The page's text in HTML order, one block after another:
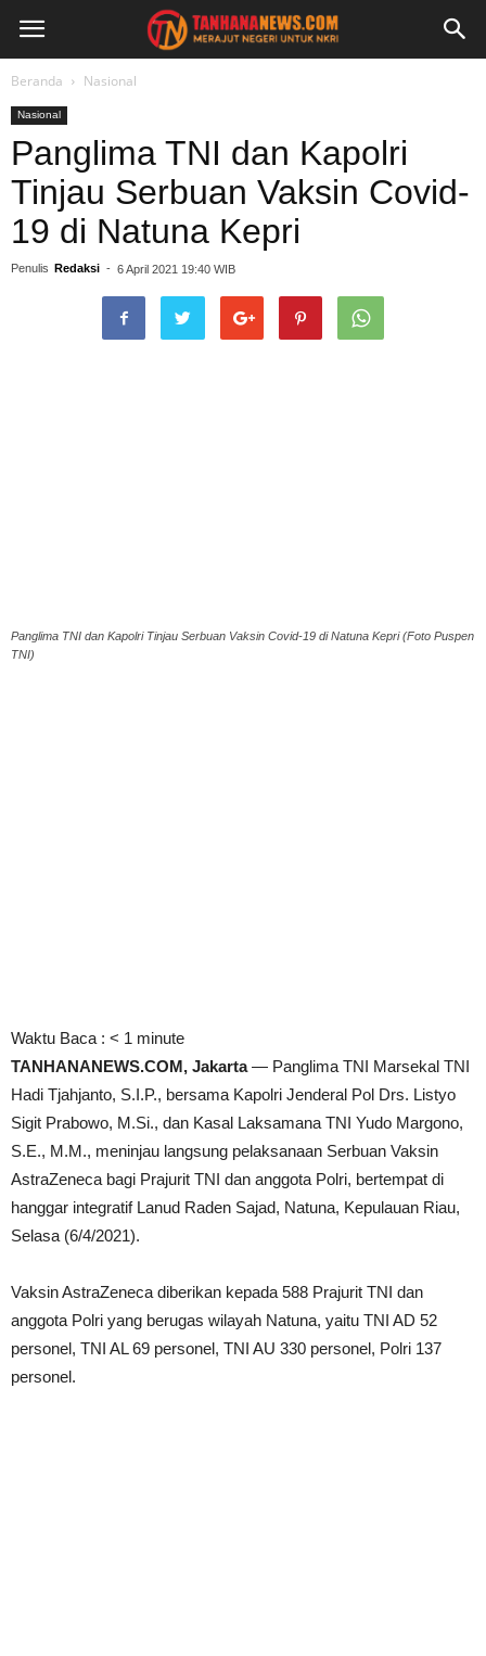
Beranda Nasional
Nasional
Panglima TNI dan Kapolri
Tinjau Serbuan Vaksin Covid-
19 di Natuna Kepri
Penulis Redaksi - 6 April 2021 19:40 WIB
Panglima TNI dan Kapolri Tinjau Serbuan Vaksin Covid-19 di Natuna Kepri (Foto Puspen
TNI)
Waktu Baca : < 1 minute
TANHANANEWS.COM, Jakarta— Panglima TNI Marsekal TNI
Hadi Tjahjanto, S.I.P., bersama Kapolri Jenderal Pol Drs. Listyo
Sigit Prabowo, M.Si., dan Kasal Laksamana TNI Yudo Margono,
S.E., M.M., meninjau langsung pelaksanaan Serbuan Vaksin
AstraZeneca bagi Prajurit TNI dan anggota Polri, bertempat di
hanggar integratif Lanud Raden Sajad, Natuna, Kepulauan Riau,
Selasa (6/4/2021).
Vaksin AstraZeneca diberikan kepada 588 Prajurit TNI dan
anggota Polri yang berugas wilayah Natuna, yaitu TNI AD 52
personel, TNI AL 69 personel, TNI AU 330 personel, Polri 137
personel.